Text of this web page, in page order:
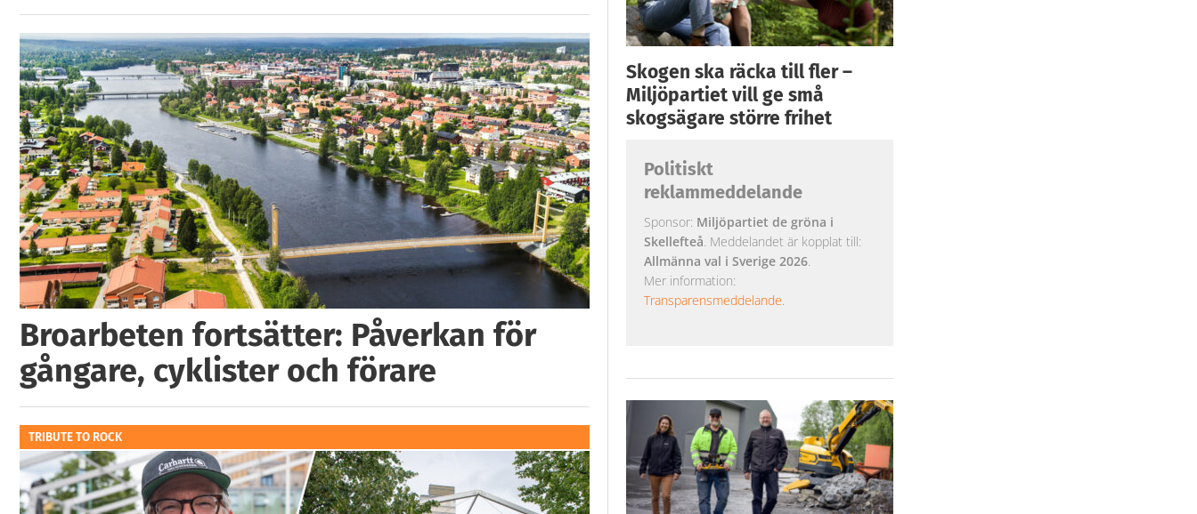
Broarbeten fortsätter: Påverkan för
gångare, cyklister och förare
TRIBUTE TO ROCK
Skogen ska räcka till fler –
Miljöpartiet vill ge små
skogsägare större frihet
Politiskt
reklammeddelande
Sponsor: Miljöpartiet de gröna i
Skellefteå. Meddelandet är kopplat till:
Allmänna val i Sverige 2026.
Mer information:
Transparensmeddelande.